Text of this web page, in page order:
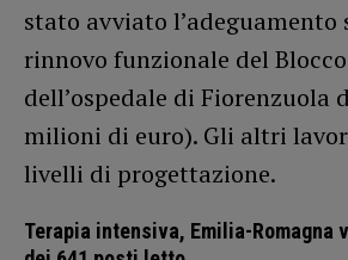
stato avviato
rinnovo funzionale del
dell’ospedale di Fiorenzuola
milioni di euro). Gli altri
livelli di progettazione.
Terapia intensiva, Emilia-Romagna